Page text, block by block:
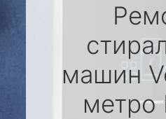
машин